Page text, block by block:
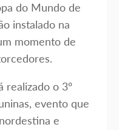
do Mundo de
instalado na
momento de
realizado o 3º
evento que
e